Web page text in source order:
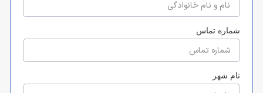
شماره تماس
نام شهر